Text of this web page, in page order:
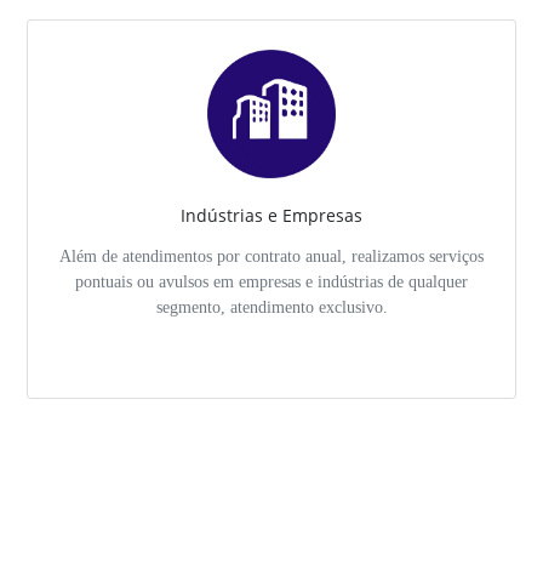
Indústrias e Empresas
Além de atendimentos por contrato anual, realizamos serviços
pontuais ou avulsos em empresas e indústrias de qualquer
segmento, atendimento exclusivo.